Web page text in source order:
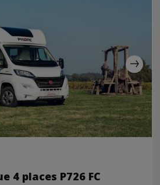
4 places P726 FC